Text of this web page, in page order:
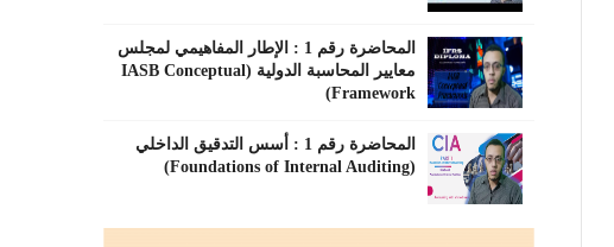
المحاضرة رقم 1 : الإطار المفاهيمي لمجلس
معايير المحاسبة الدولية (IASB Conceptual
Framework)
المحاضرة رقم 1 : أسس التدقيق الداخلي
(Foundations of Internal Auditing)